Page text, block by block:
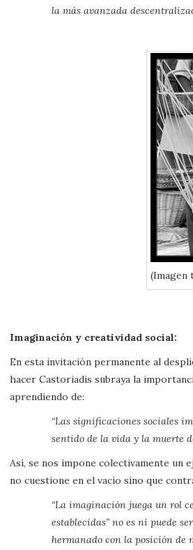
la más avanzada
(Imagen
Imaginación y creatividad social:
En esta invitación permanente al
hacer Castoriadis subraya la
aprendiendo de:
“Las significaciones sociales
sentido de la vida y la muerte
Así, se nos impone colectivamente un
no cuestione en el vacío sino que
“La imaginación juega un rol
establecidas” no es ni puede
hermanado con la posición de